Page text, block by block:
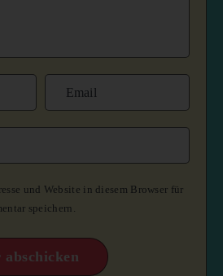
und Website in diesem Browser für
speichern.